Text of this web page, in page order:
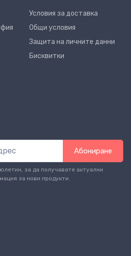
Условия за доставка
Общи условия
Защита на личните данни
Бисквитки
Абониране
за да получавате актуални
за нови продукти.